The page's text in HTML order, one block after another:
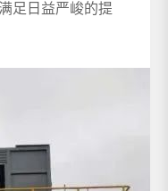
足日益严峻的提